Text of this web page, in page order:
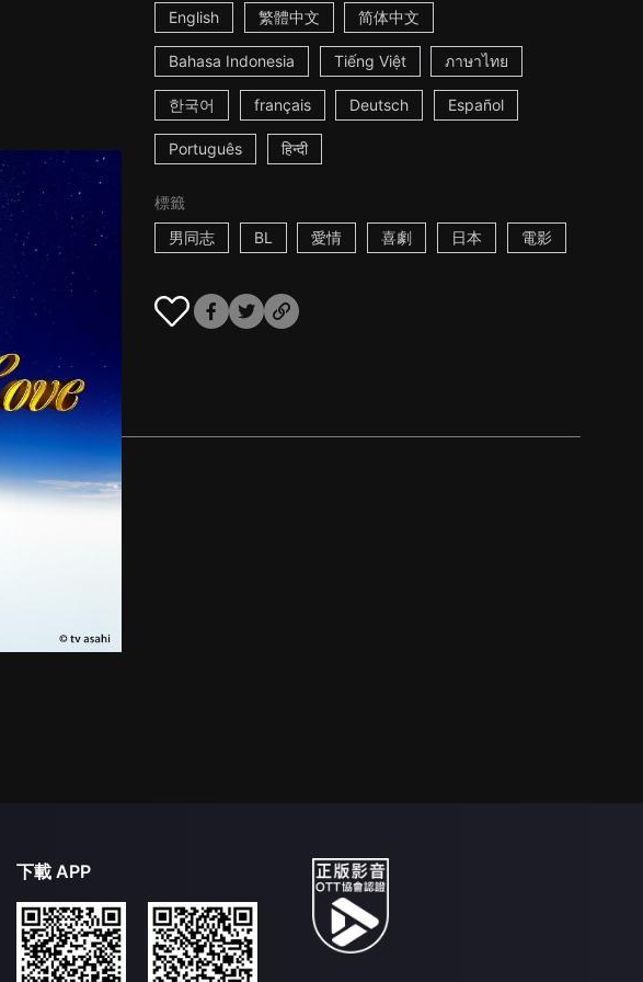
English 繁體中文 简体中文
Bahasa Indonesia Tiếng Việt ภาษาไทย
한국어 français Deutsch Español
Português हिन्दी
標籤
男同志
BL 愛情 喜劇 日本 電影
下載 APP